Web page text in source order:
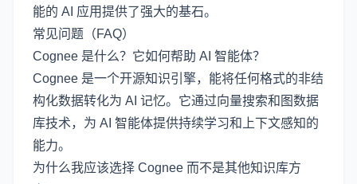
能的 AI 应用提供了强大的基石。
常见问题（FAQ）
Cognee 是什么？它如何帮助 AI 智能体？
Cognee 是一个开源知识引擎，能将任何格式的非结
构化数据转化为 AI 记忆。它通过向量搜索和图数据
库技术，为 AI 智能体提供持续学习和上下文感知的
能力。
为什么我应该选择 Cognee 而不是其他知识库方